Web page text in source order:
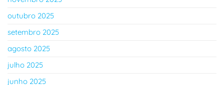
outubro 2025
setembro 2025
agosto 2025
julho 2025
junho 2025